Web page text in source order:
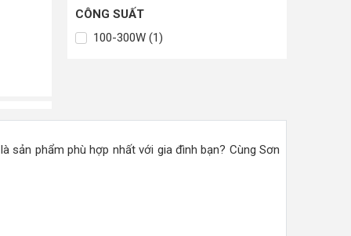
CÔNG SUẤT
100-300W (1)
sản phẩm phù hợp nhất với gia đình bạn? Cùng Sơn